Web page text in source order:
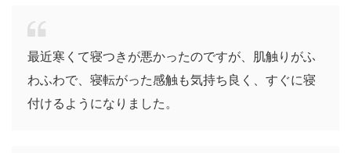
最近寒くて寝つきが悪かったのですが、肌触りがふ
わふわで、寝転がった感触も気持ち良く、すぐに寝
付けるようになりました。